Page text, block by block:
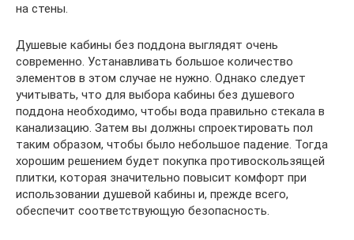
на стены.
Душевые кабины без поддона выглядят очень
современно. Устанавливать большое количество
элементов в этом случае не нужно. Однако следует
учитывать, что для выбора кабины без душевого
поддона необходимо, чтобы вода правильно стекала в
канализацию. Затем вы должны спроектировать пол
таким образом, чтобы было небольшое падение. Тогда
хорошим решением будет покупка противоскользящей
плитки, которая значительно повысит комфорт при
использовании душевой кабины и, прежде всего,
обеспечит соответствующую безопасность.